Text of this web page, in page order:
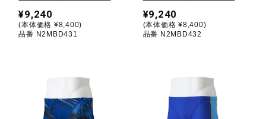
陸上競技
ソフトボール
¥9,240
(本体価格 ¥8,400)
品番 N2MBD431
¥9,240
(本体価格 ¥8,400)
品番 N2MBD432